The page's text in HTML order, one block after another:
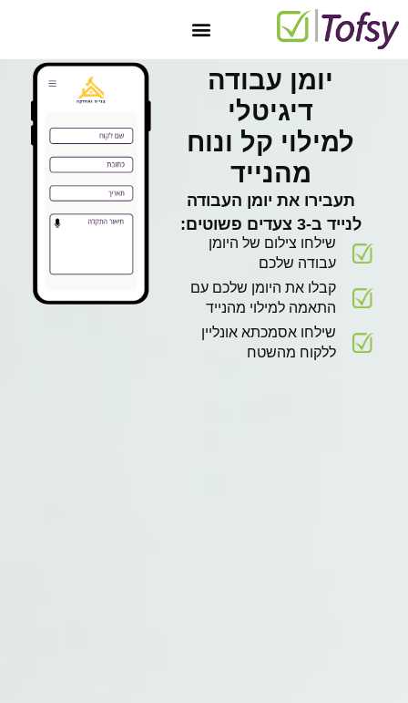
יומן עבודה
דיגיטלי
למילוי קל ונוח
מהנייד
תעבירו את יומן העבודה
לנייד ב-3 צעדים פשוטים:
שילחו צילום של היומן
עבודה שלכם
קבלו את היומן שלכם עם
התאמה למילוי מהנייד
שילחו אסמכתא אונליין
ללקוח מהשטח